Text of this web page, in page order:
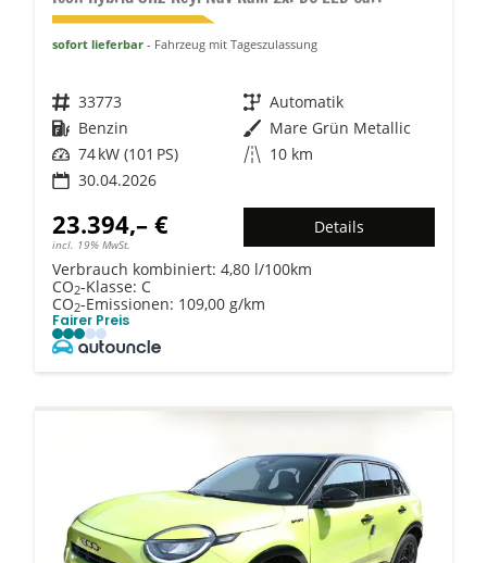
sofort lieferbar Fahrzeug mit Tageszulassung
Fahrzeugnr. 33773 Getriebe Automatik
Kraftstoff Benzin Außenfarbe Mare Grün Metallic
Leistung 74 kW (101 PS) Kilometerstand 10 km
30.04.2026
23.394,– €
incl. 19% MwSt.
Details
Verbrauch kombiniert: 4,80 l/100km
CO2-Klasse: C
CO2-Emissionen: 109,00 g/km
Fairer Preis